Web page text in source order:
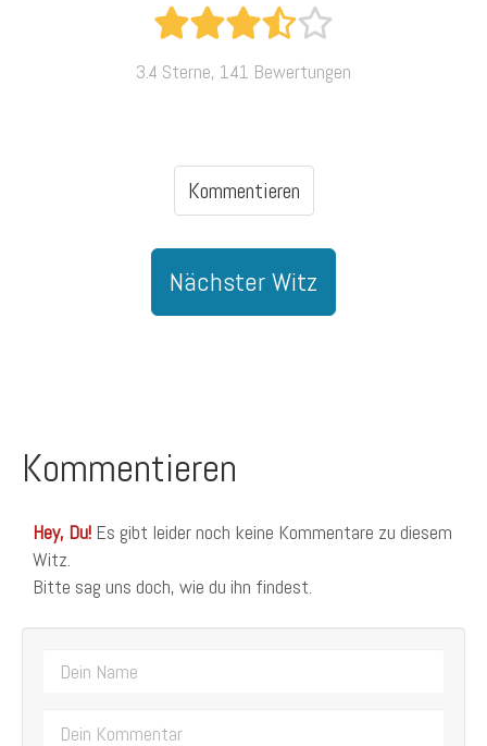
3.4 Sterne, 141 Bewertungen
Kommentieren
Nächster Witz
Kommentieren
Hey, Du! Es gibt leider noch keine Kommentare zu diesem
Witz.
Bitte sag uns doch, wie du ihn findest.